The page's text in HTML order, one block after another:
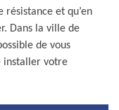
résistance et qu’en
Dans la ville de
de vous
installer votre